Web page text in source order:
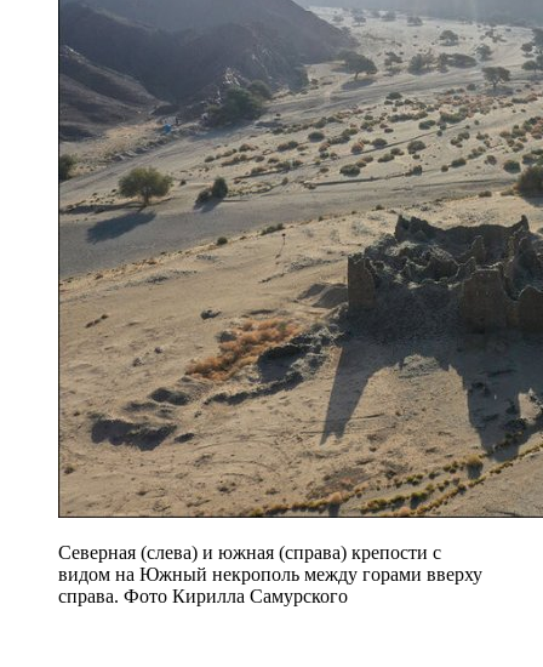
Северная (слева) и южная (справа) крепости с
видом на Южный некрополь между горами вверху
справа. Фото Кирилла Самурского